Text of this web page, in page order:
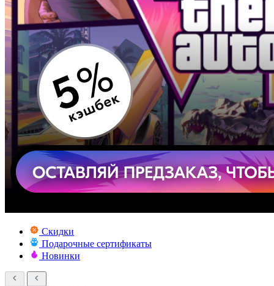
Скидки
Подарочные сертификаты
Новинки